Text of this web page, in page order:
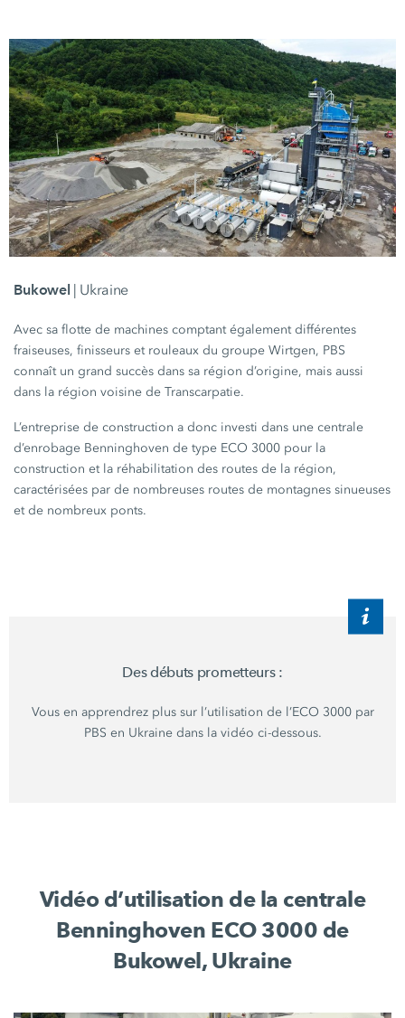
Bukowel | Ukraine
Avec sa flotte de machines comptant également différentes
fraiseuses, finisseurs et rouleaux dugroupe Wirtgen, PBS
connaît un grand succès dans sa région d’origine, mais aussi
dans la région voisine de Transcarpatie.
L’entreprise de construction a donc investi dans une centrale
d’enrobage Benninghoven de type ECO 3000 pour la
construction et la réhabilitation des routes de la région,
caractérisées par de nombreuses routes de montagnes sinueuses
et de nombreux ponts.
Des débuts prometteurs :
Vous en apprendrez plus sur l’utilisation de l’ECO 3000par
PBS en Ukraine dans la vidéo ci-dessous.
Vidéo d’utilisation de la centrale
Benninghoven ECO 3000 de
Bukowel, Ukraine